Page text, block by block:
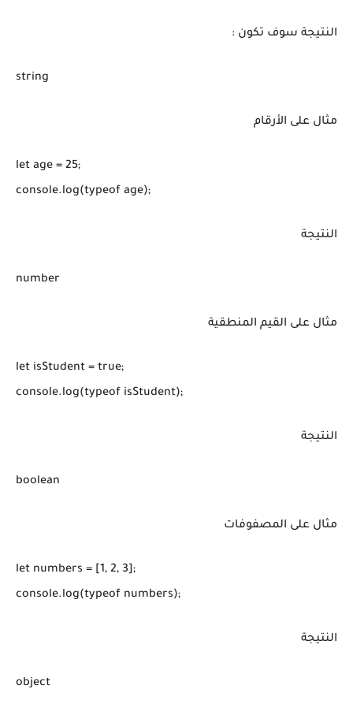
النتيجة سوف تكون :
string
مثال على الأرقام
let age = 25;
console.log(typeof age);
النتيجة
number
مثال على القيم المنطقية
let isStudent = true;
console.log(typeof isStudent);
النتيجة
boolean
مثال على المصفوفات
let numbers = [1, 2, 3];
console.log(typeof numbers);
النتيجة
object